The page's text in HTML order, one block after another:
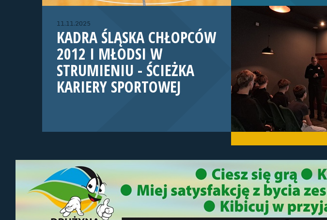
11.11.2025
KADRA ŚLĄSKA CHŁOPCÓW
2012 I MŁODSI W
STRUMIENIU - ŚCIEŻKA
KARIERY SPORTOWEJ